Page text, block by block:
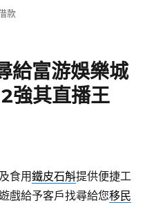
款
給富游娛樂城
強其直播王
食用鐵皮石斛提供便捷工
戲給予客戶找尋給您移民